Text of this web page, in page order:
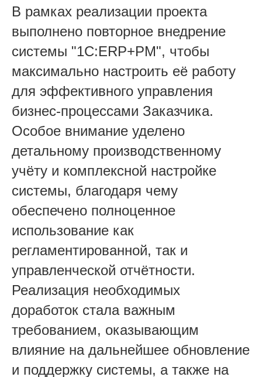
В рамках реализации проекта
выполнено повторное внедрение
системы "1С:ERP+РМ", чтобы
максимально настроить её работу
для эффективного управления
бизнес-процессами Заказчика.
Особое внимание уделено
детальному производственному
учёту и комплексной настройке
системы, благодаря чему
обеспечено полноценное
использование как
регламентированной, так и
управленческой отчётности.
Реализация необходимых
доработок стала важным
требованием, оказывающим
влияние на дальнейшее обновление
и поддержку системы, а также на